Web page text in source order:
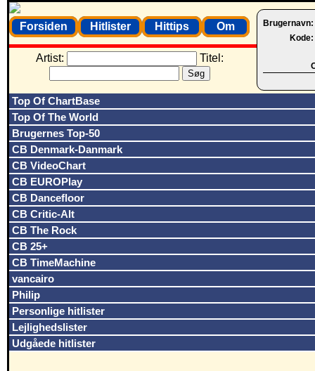
Brugernavn:
Kode:
Forsiden Hitlister Hittips Om
Artist: Titel:
Top Of ChartBase
Top Of The World
Brugernes Top-50
CB Denmark-Danmark
CB VideoChart
CB EUROPlay
CB Dancefloor
CB Critic-Alt
CB The Rock
CB 25+
CB TimeMachine
vancairo
Philip
Personlige hitlister
Lejlighedslister
Udgåede hitlister